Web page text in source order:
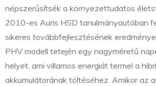
népszerűsítsék a környezettudatos
2010-es Auris HSD tanulmányautóban
sikeres továbbfejlesztésének
PHV modell tetején egy nagyméretű
helyet, ami villamos energiát termel a
akkumulátorának töltéséhez. Amikor az